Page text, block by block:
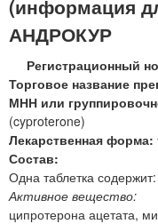
®
Е
П
О
р
а
с
в
о
р
(информация
АНДРОКУР
Регистрационный
Торговое название
МНН или
(cyproterone)
Лекарственная форма:
Состав:
Одна таблетка содержит:
Активное вещество:
ципротерона ацетата,